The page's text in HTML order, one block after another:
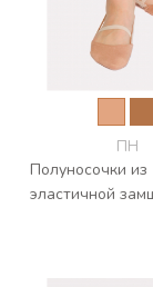
ПН
Полуносочки из
эластичной